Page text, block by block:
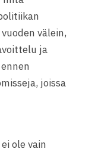
välein,
ja
joissa
ole vain